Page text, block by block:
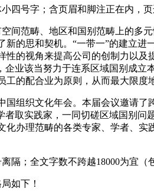
号字；含页眉和脚注正在内，页
间范畴、地区和国别范畴上的多
的思和契机。“一带一”的建立进
的视角来提高公司的创制力以
业该当努力于连系区域国别成立
的配合业为原则，从而最大限度
织文化年会。本届会议邀请了跨
取实践家，一同切磋区域国别
办理范畴的各类专家、学者、实
；全文字数不跨越18000为宜（
如下！